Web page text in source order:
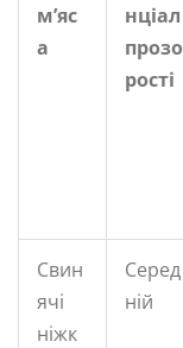
м’яс
а
нціал
прозо
рості
Свин
ячі
ніжк
Серед
ній